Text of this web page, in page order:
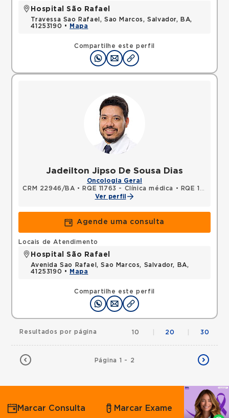
Compartilhe este perfil
Hospital São Rafael
Travessa Sao Rafael, Sao Marcos, Salvador, BA,
41253190 •
Mapa
Jadeilton Jipso De Sousa Dias
Oncologia Geral
CRM 22946/BA • RQE 11763 - Clínica médica •
RQE 12198 - Oncologia clínica
Ver perfil
Agende uma consulta
Compartilhe este perfil
Locais de Atendimento
Hospital São Rafael
Avenida Sao Rafael, Sao Marcos, Salvador, BA,
41253190 •
Mapa
Página 1 - 2
Resultados por página 10 20 30
Agende
por
Marcar Consulta Marcar Exame